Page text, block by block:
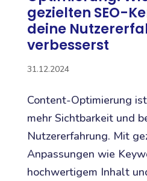
gezielten SEO-
deine
verbesserst
31.12.2024
Content-Optimierung
mehr Sichtbarkeit und
Nutzererfahrung. Mit
Anpassungen wie
hochwertigem Inhalt